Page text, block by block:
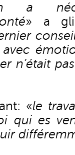
a
» a
n’était
«le
qui es